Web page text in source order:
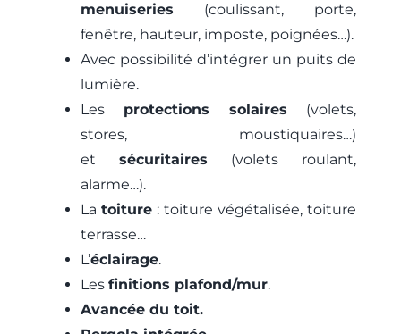
menuiseries (coulissant, porte,
fenêtre, hauteur, imposte, poignées…).
Avec possibilité d’intégrer un puits de
lumière.
Les protections solaires (volets,
stores, moustiquaires…)
et sécuritaires (volets roulant,
alarme…).
La toiture : toiture végétalisée, toiture
terrasse…
L’éclairage.
Les finitions plafond/mur.
Avancée du toit.